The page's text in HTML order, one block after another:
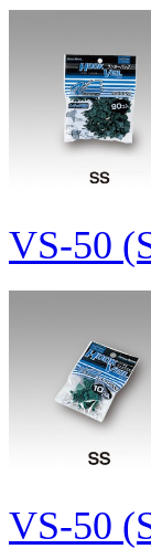
VS-50
VS-50